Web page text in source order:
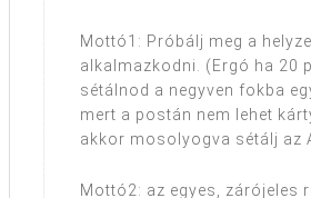
Mottó1: Próbálj meg a
alkalmazkodni. (Ergó ha 20
sétálnod a negyven fokba
mert a postán nem lehet
akkor mosolyogva sétálj az
Mottó2: az egyes, zárójeles